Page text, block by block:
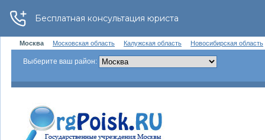
Москва Московская область Калужская область Новосибирская область
Выберите ваш район: